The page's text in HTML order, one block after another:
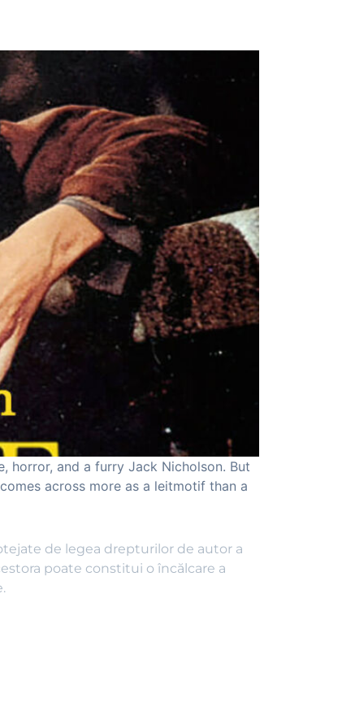
horror, and a furry Jack Nicholson. But
across more as a leitmotif than a
de legea drepturilor de autor a
poate constitui o încălcare a